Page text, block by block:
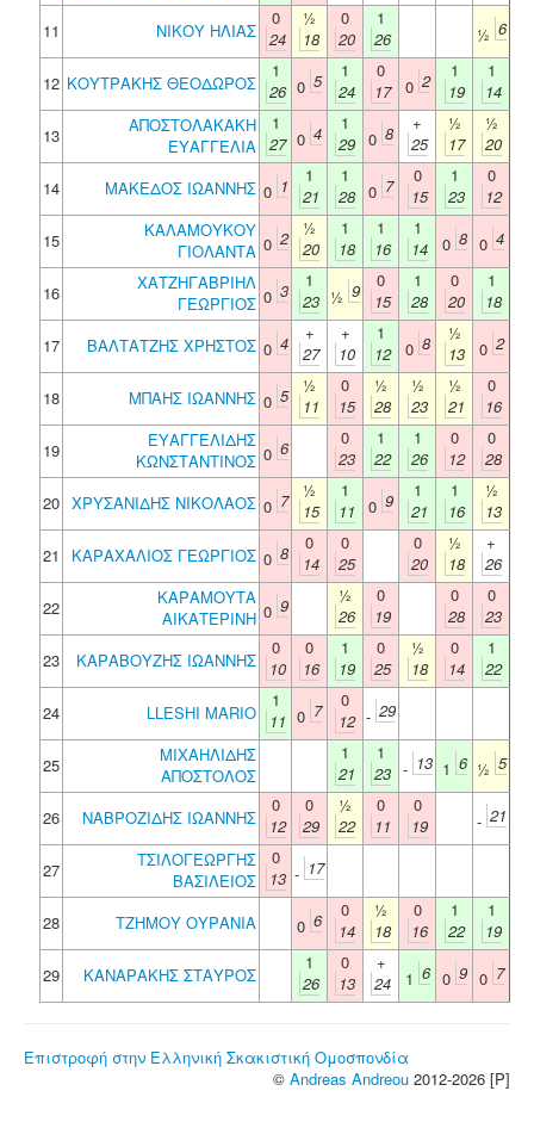
11 ΝΙΚΟΥ ΗΛΙΑΣ
0
24
½
18
0
20
1
26
½ 6
12 ΚΟΥΤΡΑΚΗΣ ΘΕΟΔΩΡΟΣ
1
26 0 5
1
24
0
17
0 2
1
19
1
14
13
ΑΠΟΣΤΟΛΑΚΑΚΗ
ΕΥΑΓΓΕΛΙΑ
1
27 0 4
1
29 0 8
+
25
½
17
½
20
14
ΜΑΚΕΔΟΣ ΙΩΑΝΝΗΣ 0 1
1
21
1
28 0 7
0
15
1
23
0
12
15
ΚΑΛΑΜΟΥΚΟΥ
ΓΙΟΛΑΝΤΑ 0 2
½
20
1
18
1
16
1
14
0 8 0 4
16
ΧΑΤΖΗΓΑΒΡΙΗΛ
ΓΕΩΡΓΙΟΣ 0 3
1
23 ½ 9
0
15
1
28
0
20
1
18
17
ΒΑΛΤΑΤΖΗΣ ΧΡΗΣΤΟΣ 0 4
+
27
+
10
1
12
0 8
½
13
0 2
18 ΜΠΑΗΣ ΙΩΑΝΝΗΣ 0 5
½
11
0
15
½
28
½
23
½
21
0
16
19
ΕΥΑΓΓΕΛΙΔΗΣ
ΚΩΝΣΤΑΝΤΙΝΟΣ 0 6
0
23
1
22
1
26
0
12
0
28
20 ΧΡΥΣΑΝΙΔΗΣ ΝΙΚΟΛΑΟΣ 0 7
½
15
1
11
0 9
1
21
1
16
½
13
21
ΚΑΡΑΧΑΛΙΟΣ ΓΕΩΡΓΙΟΣ 0 8
0
14
0
25
0
20
½
18
+
26
22
ΚΑΡΑΜΟΥΤΑ
ΑΙΚΑΤΕΡΙΝΗ 0 9
½
26
0
19
0
28
0
23
23
ΚΑΡΑΒΟΥΖΗΣ ΙΩΑΝΝΗΣ
0
10
0
16
1
19
0
25
½
18
0
14
1
22
24
LLESHI MARIO
1
11 0 7
0
12 - 29
25
ΜΙΧΑΗΛΙΔΗΣ
ΑΠΟΣΤΟΛΟΣ
1
21
1
23 - 13 1 6 ½ 5
26 ΝΑΒΡΟΖΙΔΗΣ ΙΩΑΝΝΗΣ
0
12
0
29
½
22
0
11
0
19
- 21
27
ΤΣΙΛΟΓΕΩΡΓΗΣ
ΒΑΣΙΛΕΙΟΣ
0
13 - 17
28 ΤΖΗΜΟΥ ΟΥΡΑΝΙΑ 0 6
0
14
½
18
0
16
1
22
1
19
29
ΚΑΝΑΡΑΚΗΣ ΣΤΑΥΡΟΣ
1
26
0
13
+
24
1 6 0 9 0 7
Επιστροφή στην Ελληνική Σκακιστική Ομοσπονδία
© Andreas Andreou 2012-2026 [P]